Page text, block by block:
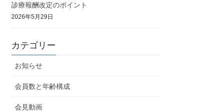
診療報酬改定のポイント
2026年5月29日
カテゴリー
お知らせ
会員数と年齢構成
会見動画